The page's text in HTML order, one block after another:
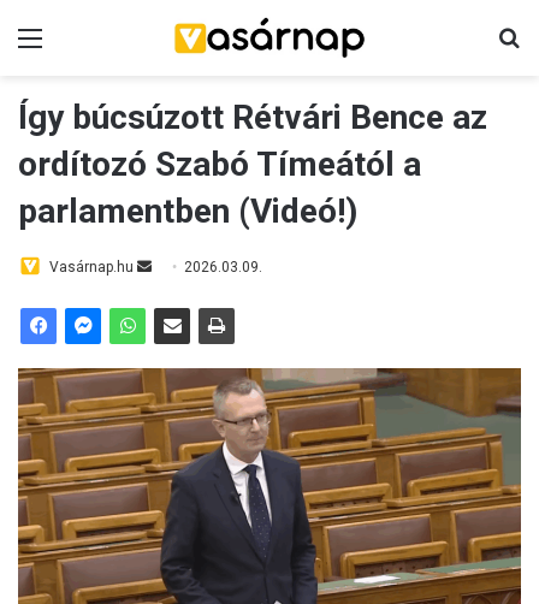
Így búcsúzott Rétvári Bence az
ordítozó Szabó Tímeától a
parlamentben (Videó!)
Vasárnap.hu
n
m
i
l
2026.03.09.